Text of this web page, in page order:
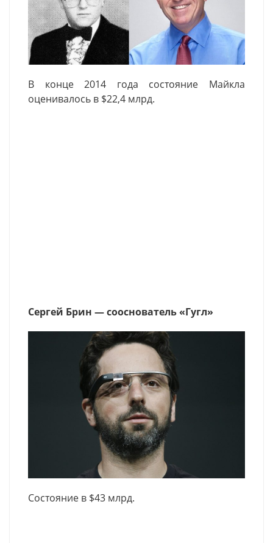
В конце 2014 года состояние Майкла
оценивалось в $22,4 млрд.
Сергей Брин — сооснователь «Гугл»
Состояние в $43 млрд.